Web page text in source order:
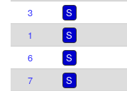
3
S
1
S
6
S
7
S